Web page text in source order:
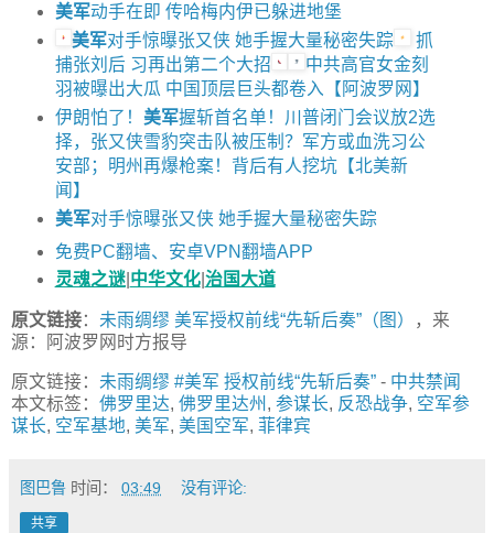
美军动手在即 传哈梅内伊已躲进地堡
美军对手惊曝张又侠 她手握大量秘密失踪
抓
捕张刘后 习再出第二个大招
中共高官女金刻
羽被曝出大瓜 中国顶层巨头都卷入【阿波罗网】
伊朗怕了！ 美军握斩首名单！川普闭门会议放2选
择，张又侠雪豹突击队被压制？军方或血洗习公
安部；明州再爆枪案！背后有人挖坑【北美新
闻】
美军对手惊曝张又侠 她手握大量秘密失踪
免费PC翻墙、安卓VPN翻墙APP
灵魂之谜| 中华文化| 治国大道
原文链接： 未雨绸缪 美军授权前线“先斩后奏”（图）
，来
源：阿波罗网时方报导
原文链接： 未雨绸缪 #美军 授权前线“先斩后奏” - 中共禁闻
本文标签： 佛罗里达, 佛罗里达州 , 参谋长, 反恐战争, 空军参
谋长, 空军基地, 美军, 美国空军, 菲律宾
图巴鲁 时间： 03:49 没有评论:
共享